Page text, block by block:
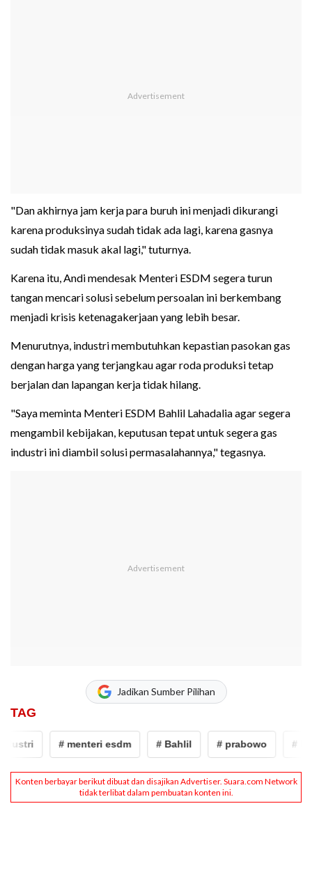
"Dan akhirnya jam kerja para buruh ini menjadi dikurangi
karena produksinya sudah tidak ada lagi, karena gasnya
sudah tidak masuk akal lagi," tuturnya.
Karena itu, Andi mendesak Menteri ESDM segera turun
tangan mencari solusi sebelum persoalan ini berkembang
menjadi krisis ketenagakerjaan yang lebih besar.
Menurutnya, industri membutuhkan kepastian pasokan gas
dengan harga yang terjangkau agar roda produksi tetap
berjalan dan lapangan kerja tidak hilang.
"Saya meminta Menteri ESDM Bahlil Lahadalia agar segera
mengambil kebijakan, keputusan tepat untuk segera gas
industri ini diambil solusi permasalahannya," tegasnya.
Jadikan Sumber Pilihan
TAG
# menteri esdm # Bahlil # prabowo # kspsi